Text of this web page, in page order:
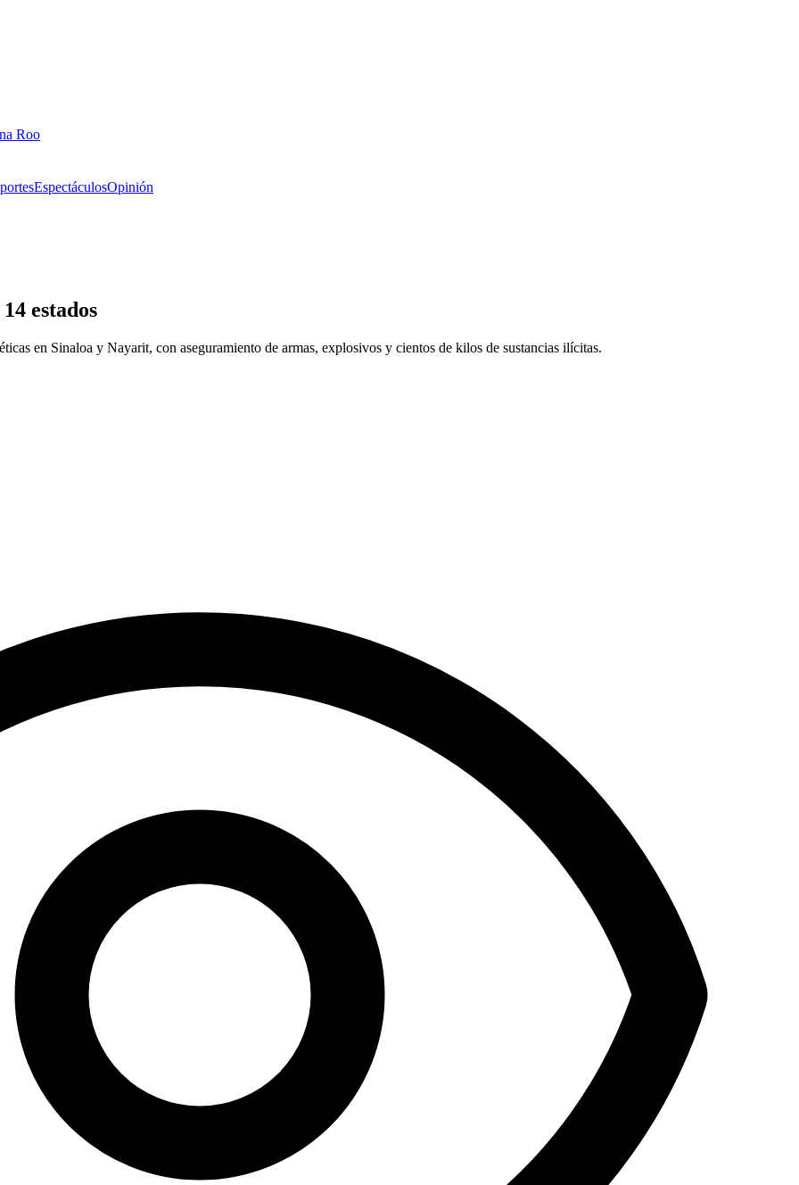
Roo
EspectáculosOpinión
estados
en Sinaloa y Nayarit, con aseguramiento de armas, explosivos y cientos de kilos de sustancias ilícitas.